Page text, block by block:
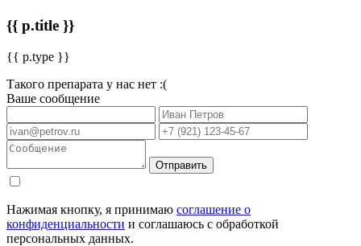
{{ p.title }}
{{ p.type }}
Такого препарата у нас нет :(
Ваше сообщение
Отправить
Нажимая кнопку, я принимаю соглашение о
конфиденциальности и соглашаюсь с обработкой
персональных данных.